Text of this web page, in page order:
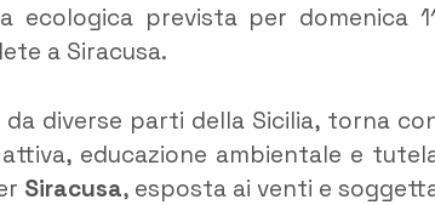
ecologica prevista per domenica
a Siracusa.
diverse parti della Sicilia, torna
educazione ambientale e
Siracusa, esposta ai venti e